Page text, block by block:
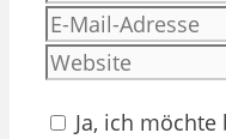
Ja, ich möchte